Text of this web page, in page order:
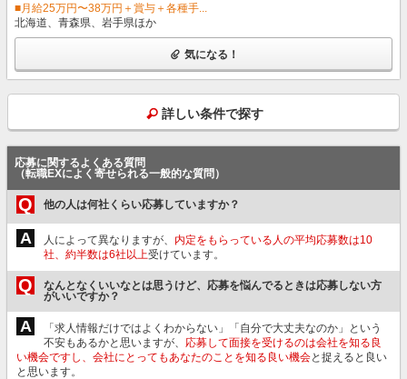
■月給25万円〜38万円＋賞与＋各種手...
北海道、青森県、岩手県ほか
気になる！
詳しい条件で探す
応募に関するよくある質問
（転職EXによく寄せられる一般的な質問）
Q 他の人は何社くらい応募していますか？
A 人によって異なりますが、 内定をもらっている人の平均応募数は10
社、約半数は6社以上受けています。
Q
なんとなくいいなとは思うけど、応募を悩んでるときは応募しない方
がいいですか？
A
「求人情報だけではよくわからない」「自分で大丈夫なのか」という
不安もあるかと思いますが、 応募して面接を受けるのは会社を知る良
い機会ですし、会社にとってもあなたのことを知る良い機会と捉えると良い
と思います。